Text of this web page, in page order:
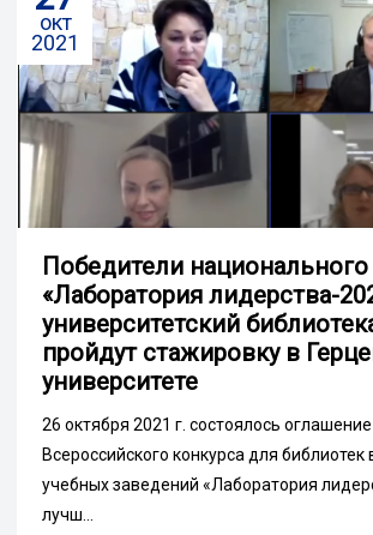
окт
2021
Победители национального
«Лаборатория лидерства-
университетский
пройдут стажировку в
университете
26 октября 2021 г. состоялось
Всероссийского конкурса для
учебных заведений «Лаборатория
лучш...